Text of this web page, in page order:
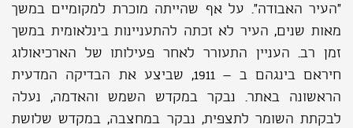
“העיר האבודה”. על אף שהייתה מוכרת למקומיים במשך
מאות שנים, העיר לא זכתה להתעניינות בינלאומית במשך
זמן רב. העניין התעורר לאחר פעילותו של הארכיאולוג
חיראם בינגהם ב – 1911, שביצע את הבדיקה המדעית
הראשונה באתר. נבקר במקדש השמש והאדמה, נעלה
לבקתת השומר לתצפית, נבקר במחצבה, במקדש שלושת